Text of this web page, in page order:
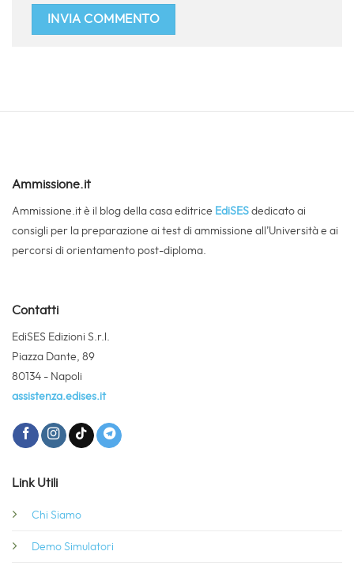
Ammissione.it
Ammissione.it è il blog della casa editrice EdiSES dedicato ai
consigli per la preparazione ai test di ammissione all’Università e ai
percorsi di orientamento post-diploma.
Contatti
EdiSES Edizioni S.r.l.
Piazza Dante, 89
80134 - Napoli
assistenza.edises.it
Link Utili
Chi Siamo
Demo Simulatori